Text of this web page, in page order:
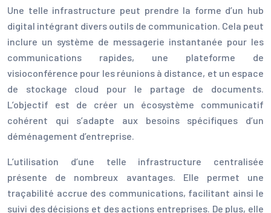
Une telle infrastructure peut prendre la forme d’un hub
digital intégrant divers outils de communication. Cela peut
inclure un système de messagerie instantanée pour les
communications rapides, une plateforme de
visioconférence pour les réunions à distance, et un espace
de stockage cloud pour le partage de documents.
L’objectif est de créer un écosystème communicatif
cohérent qui s’adapte aux besoins spécifiques d’un
déménagement d’entreprise.
L’utilisation d’une telle infrastructure centralisée
présente de nombreux avantages. Elle permet une
traçabilité accrue des communications, facilitant ainsi le
suivi des décisions et des actions entreprises. De plus, elle